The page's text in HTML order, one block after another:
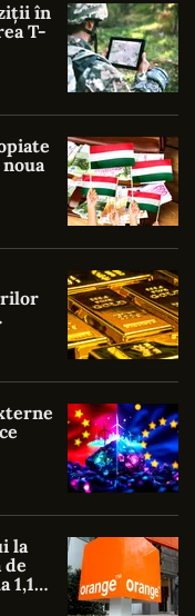
în
T-
la
1,1